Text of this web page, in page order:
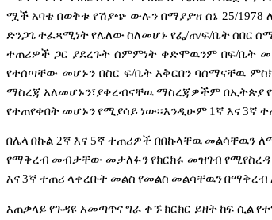
ሟች አባቴ በወቅቱ የሽያጭ ውሉን በማያያዝ ሰኔ 25/1978
ድንጋጌተፈጻሚነትየሌለው ስለመሆኑ የፌ/ጠ/ፍ/ቤት ሰበር
ተጠሪዎች ጋር ያደረጉት ሰምምነት ቀድሞዉንም በፍ/ቤት
የተሰጣቸው መሆኑን በስር ፍ/ቤት አቅርበን ባሰማናቸዉ
ማስረጃ አለመሆኑን፣ያቀረብናቸዉ ማስረጃዎችም በኢትጵያ
የተጠየቀበት መሆኑንየሚያሳይነው፡፡እንዲሁም 1 ኛ እና3ኛ
በሌላ በኩል 2ኛ እና 5ኛ ተጠሪዎች በበኩላቸዉ መልሳቸዉን
የማቅረብ መብታቸው መታለፉን የክርክሩ መዝገብ የሚየስረዳ
እና3ኛ ተጠሪ ላቀረቡት መልስ የመልስ መልሳቸዉንበማቅረብ
አጠቃላይ የጉዳዩ አመጣጥና ግራ ቀኙ ክርክር ይዘት ከፍ ሲል